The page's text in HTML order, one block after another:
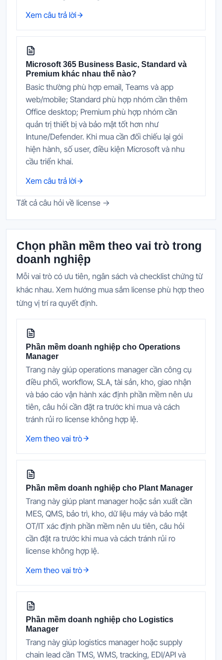
Xem câu trả lời
Microsoft 365 Business Basic, Standard và
Premium khác nhau thế nào?
Basic thường phù hợp email, Teams và app
web/mobile; Standard phù hợp nhóm cần thêm
Office desktop; Premium phù hợp nhóm cần
quản trị thiết bị và bảo mật tốt hơn như
Intune/Defender. Khi mua cần đối chiếu lại gói
hiện hành, số user, điều kiện Microsoft và nhu
cầu triển khai.
Xem câu trả lời
Tất cả câu hỏi về license →
Chọn phần mềm theo vai trò trong
doanh nghiệp
Mỗi vai trò có ưu tiên, ngân sách và checklist chứng từ
khác nhau. Xem hướng mua sắm license phù hợp theo
từng vị trí ra quyết định.
Phần mềm doanh nghiệp cho Operations
Manager
Trang này giúp operations manager cần công cụ
điều phối, workflow, SLA, tài sản, kho, giao nhận
và báo cáo vận hành xác định phần mềm nên ưu
tiên, câu hỏi cần đặt ra trước khi mua và cách
tránh rủi ro license không hợp lệ.
Xem theo vai trò
Phần mềm doanh nghiệp cho Plant Manager
Trang này giúp plant manager hoặc sản xuất cần
MES, QMS, bảo trì, kho, dữ liệu máy và bảo mật
OT/IT xác định phần mềm nên ưu tiên, câu hỏi
cần đặt ra trước khi mua và cách tránh rủi ro
license không hợp lệ.
Xem theo vai trò
Phần mềm doanh nghiệp cho Logistics
Manager
Trang này giúp logistics manager hoặc supply
chain lead cần TMS, WMS, tracking, EDI/API và